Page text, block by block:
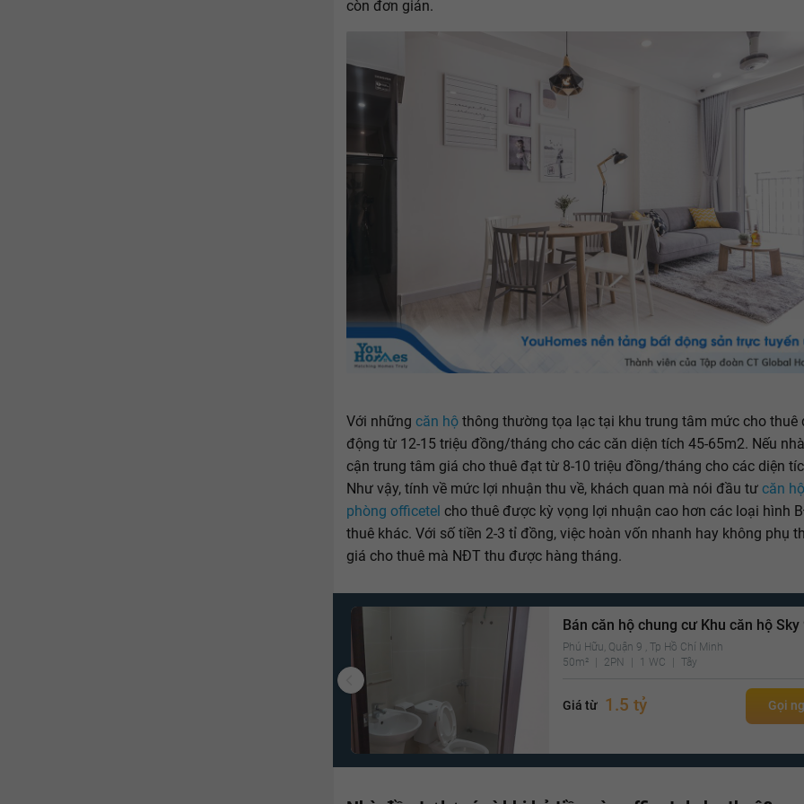
còn đơn giản.
Với những căn hộ thông thường tọa lạc tại khu trung tâm mức cho thuê
động từ 12-15 triệu đồng/tháng cho các căn diện tích 45-65m2. Nếu
cận trung tâm giá cho thuê đạt từ 8-10 triệu đồng/tháng cho các diện
Như vậy, tính về mức lợi nhuận thu về, khách quan mà nói đầu tư căn
phòng officetel cho thuê được kỳ vọng lợi nhuận cao hơn các loại hình
thuê khác. Với số tiền 2-3 tỉ đồng, việc hoàn vốn nhanh hay không phụ
giá cho thuê mà NĐT thu được hàng tháng.
Bán căn hộ chung cư Khu căn hộ Sky
Phú Hữu, Quận 9 , Tp Hồ Chí Minh
50m²
2PN 1 WC Tây
Giá từ 1.5 tỷ Gọi